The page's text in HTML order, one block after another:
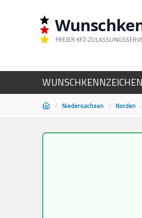
FREIER KFZ-
/ Niedersachsen / Norden